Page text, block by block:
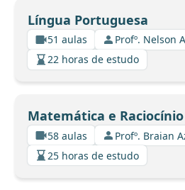
Língua Portuguesa
51 aulas
Profº. Nelson
22 horas de estudo
Matemática e
58 aulas
Profº. Braian
25 horas de estudo